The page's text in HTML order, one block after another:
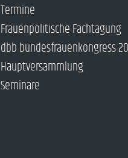
Termine
Frauenpolitische Fachtagung
dbb bundesfrauenkongress
Hauptversammlung
Seminare